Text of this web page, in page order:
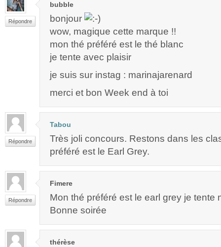
Répondre
bubble
bonjour
wow, magique cette marque !!
mon thé préféré est le thé blanc
je tente avec plaisir
je suis sur instag : marinajarenard
merci et bon Week end à toi
Répondre
Tabou
Très joli concours. Restons dans les
préféré est le Earl Grey.
Répondre
Fimere
Mon thé préféré est le earl grey je tente
Bonne soirée
thérèse